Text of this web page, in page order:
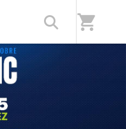
shopping_cart